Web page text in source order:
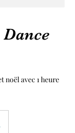
noël avec 1 heure